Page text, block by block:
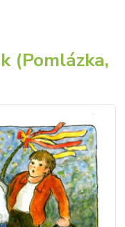
(Pomlázka,